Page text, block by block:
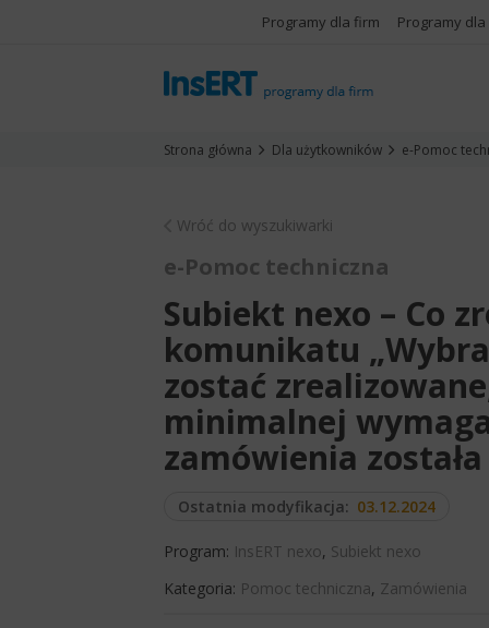
Programy dla firm Programy
Strona główna Dla użytkowników e-Pomoc
Wróć do wyszukiwarki
e-Pomoc techniczna
Subiekt nexo – Co
komunikatu
zostać
minimalnej
zamówienia
Ostatnia modyfikacja: 03.12.2024
Program: InsERT nexo, Subiekt nexo
Kategoria: Pomoc techniczna, Zamówienia